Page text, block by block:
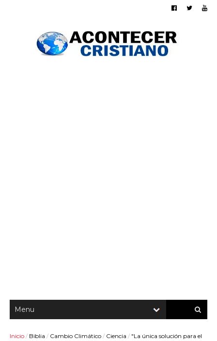
Inicio / Biblia / Cambio Climático / Ciencia / "La única solución para el